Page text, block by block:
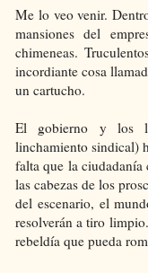
Me lo veo venir.
mansiones del
chimeneas.
incordiante cosa
un cartucho.
El gobierno y los
linchamiento sindical)
falta que la ciudadanía
las cabezas de los
del escenario, el
resolverán a tiro
rebeldía que pueda